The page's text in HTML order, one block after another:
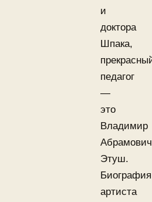
и
доктора
Шпака,
педагог
—
это
Владимир
Абрамович
Этуш.
Биография
артиста